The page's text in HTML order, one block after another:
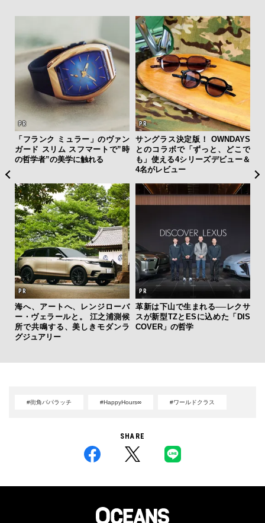
「フランク ミュラー」のヴァン
ガード スリム スフマートで”時
の哲学者”の美学に触れる
サングラス決定版！ OWNDAYS
とのコラボで「ずっと、どこで
も」使える4シリーズデビュー＆
4名がレビュー
海へ、アートへ、レンジローバ
ー・ヴェラールと。 江之浦測候
所で共鳴する、美しきモダンラ
グジュアリー
革新は下山で生まれる──レクサ
スが新型TZとESに込めた「DIS
COVER」の哲学
#街角パパラッチ #HappyHours∞ #ワールドクラス
SHARE